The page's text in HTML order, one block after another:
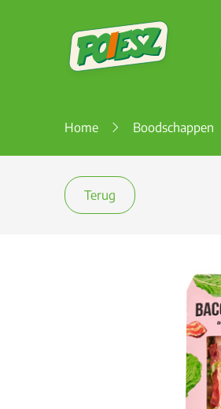
Home Boodschappen
Terug